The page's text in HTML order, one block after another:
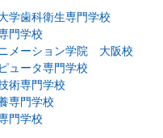
学歯科衛生専門学校
門学校
メーション学院 大阪校
ュータ専門学校
術専門学校
専門学校
門学校